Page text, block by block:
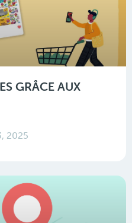
GRÂCE AUX
2025